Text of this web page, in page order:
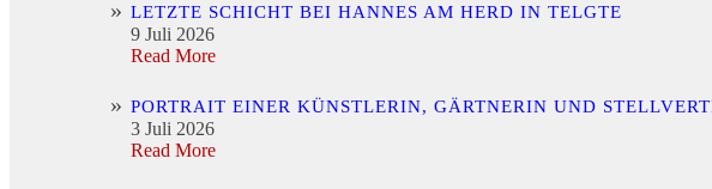
LETZTE SCHICHT BEI HANNES AM HERD IN TELGTE
9 Juli 2026
Read More
PORTRAIT EINER KÜNSTLERIN, GÄRTNERIN UND
3 Juli 2026
Read More